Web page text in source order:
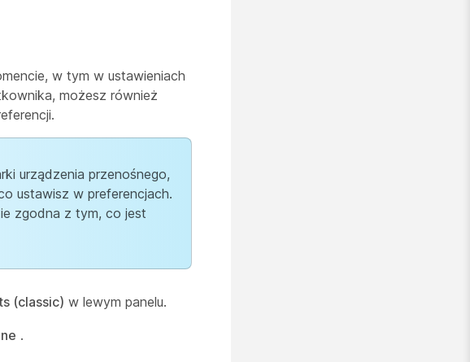
w tym w ustawieniach
możesz również
urządzenia przenośnego,
ustawisz w preferencjach.
zgodna z tym, co jest
(classic) w lewym panelu.
.